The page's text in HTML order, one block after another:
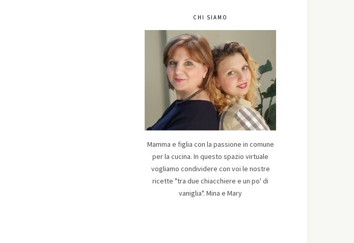
CHI SIAMO
Mamma e figlia con la passione in comune
per la cucina. In questo spazio virtuale
vogliamo condividere con voi le nostre
ricette "tra due chiacchiere e un po' di
vaniglia". Mina e Mary